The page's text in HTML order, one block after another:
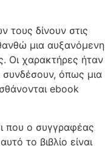
τους δίνουν στις
μια αυξανόμενη
Οι χαρακτήρες ήταν
συνδέσουν, όπως μια
ebook
που ο συγγραφέας
το βιβλίο είναι